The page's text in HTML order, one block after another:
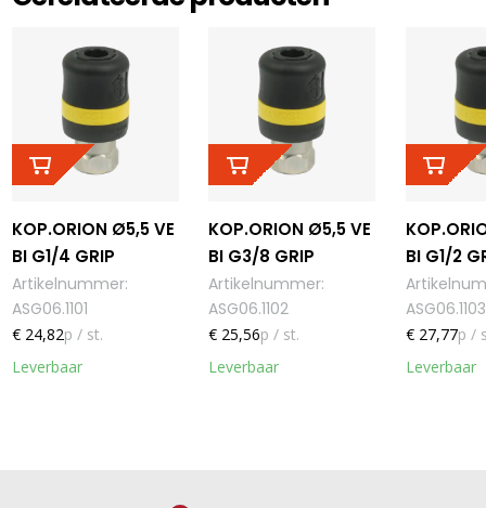
KOP.ORION Ø5,5 VE
BI G1/4 GRIP
Artikelnummer:
ASG06.1101
Leverbaar
€ 24,82p / st.
KOP.ORION Ø5,5 VE
BI G3/8 GRIP
Artikelnummer:
ASG06.1102
Leverbaar
€ 25,56p / st.
BI G1/2
ASG06.1103
Leverbaar
€ 27,77p /